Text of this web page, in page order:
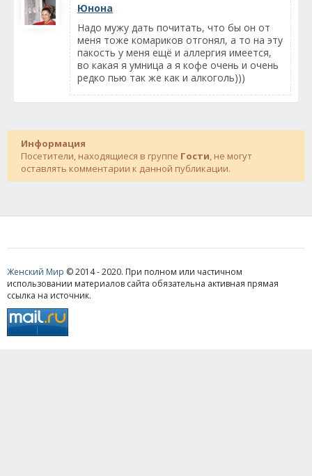
Юнона
Надо мужу дать почитать, что бы он от
меня тоже комариков отгонял, а то на эту
пакость у меня ещё и аллергия имеется,
во какая я умница а я кофе очень и очень
редко пью так же как и алкоголь)))
Информация
Посетители, находящиеся в группе Гости, не могут
оставлять комментарии к данной публикации.
Женский Мир © 2014 - 2020. При полном или частичном
использовании материалов сайта обязательна активная прямая
ссылка на источник.